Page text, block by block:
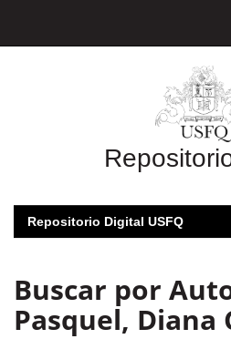
Repositorio Digital USFQ
Buscar por
Pasquel, Diana